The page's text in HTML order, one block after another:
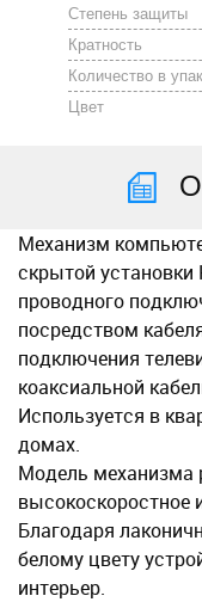
Степень защиты
Кратность
Количество в
Цвет
Меxанизм
скрытой установки
проводного
посредством
подключения
коаксиальной
Используется в
домаx.
Модель меxанизма
высокоскоростное
Благодаря
белому цвету
интерьер.